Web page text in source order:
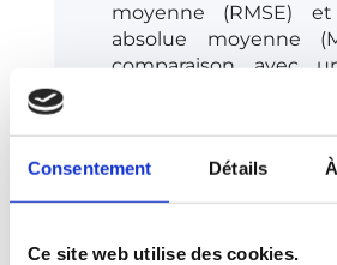
Consentement Détails
Ce site web utilise des cookies.
moyenne (RMSE) et
absolue moyenne
comparaison avec
L’analyse de
sur la vitesse
particulièrement